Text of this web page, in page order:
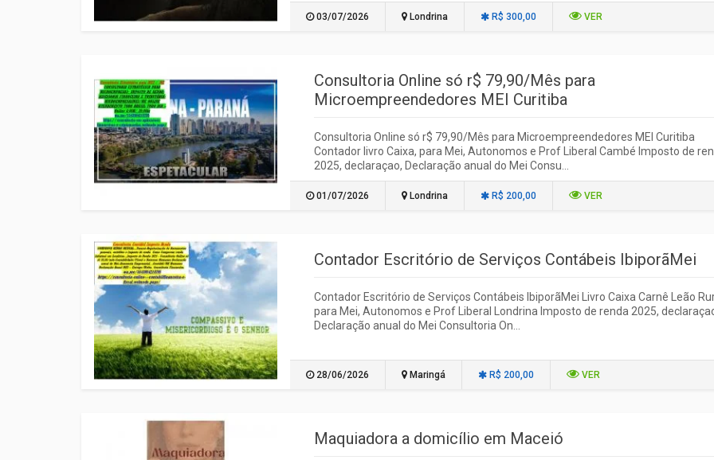
03/07/2026 Londrina R$ 300,00 VER
Consultoria Online só r$ 79,90/Mês para
Microempreendedores MEI Curitiba
Consultoria Online só r$ 79,90/Mês para Microempreendedores MEI Curitiba
Contador livro Caixa, para Mei, Autonomos e Prof Liberal Cambé Imposto de
2025, declaraçao, Declaração anual do Mei Consu...
01/07/2026 Londrina R$ 200,00 VER
Contador Escritório de Serviços Contábeis IbiporãMei
Contador Escritório de Serviços Contábeis IbiporãMei Livro Caixa Carnê Leão
para Mei, Autonomos e Prof Liberal Londrina Imposto de renda 2025,
Declaração anual do Mei Consultoria On...
28/06/2026 Maringá R$ 200,00 VER
Maquiadora a domicílio em Maceió